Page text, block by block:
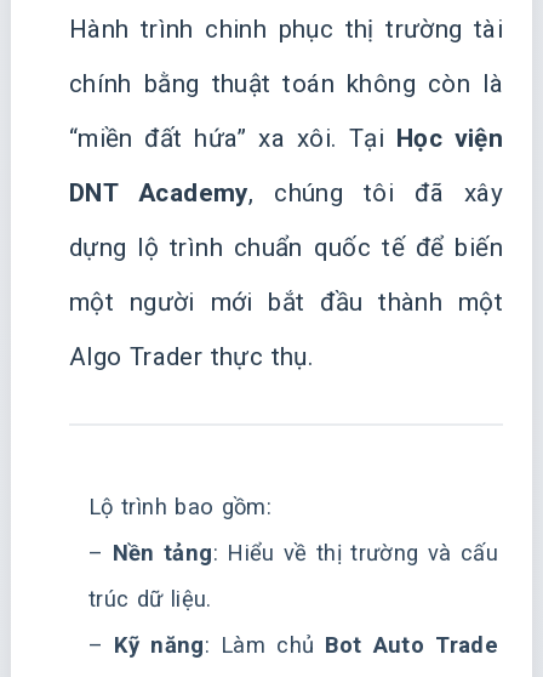
Hành trình chinh phục thị trường tài
chính bằng thuật toán không còn là
“miền đất hứa” xa xôi. Tại
Học viện
DNT Academy, chúng tôi đã xây
dựng lộ trình chuẩn quốc tế để biến
một người mới bắt đầu thành một
Algo Trader thực thụ.
Lộ trình bao gồm:
– Nền tảng: Hiểu về thị trường và cấu
trúc dữ liệu.
– Kỹ năng: Làm chủ Bot Auto Trade